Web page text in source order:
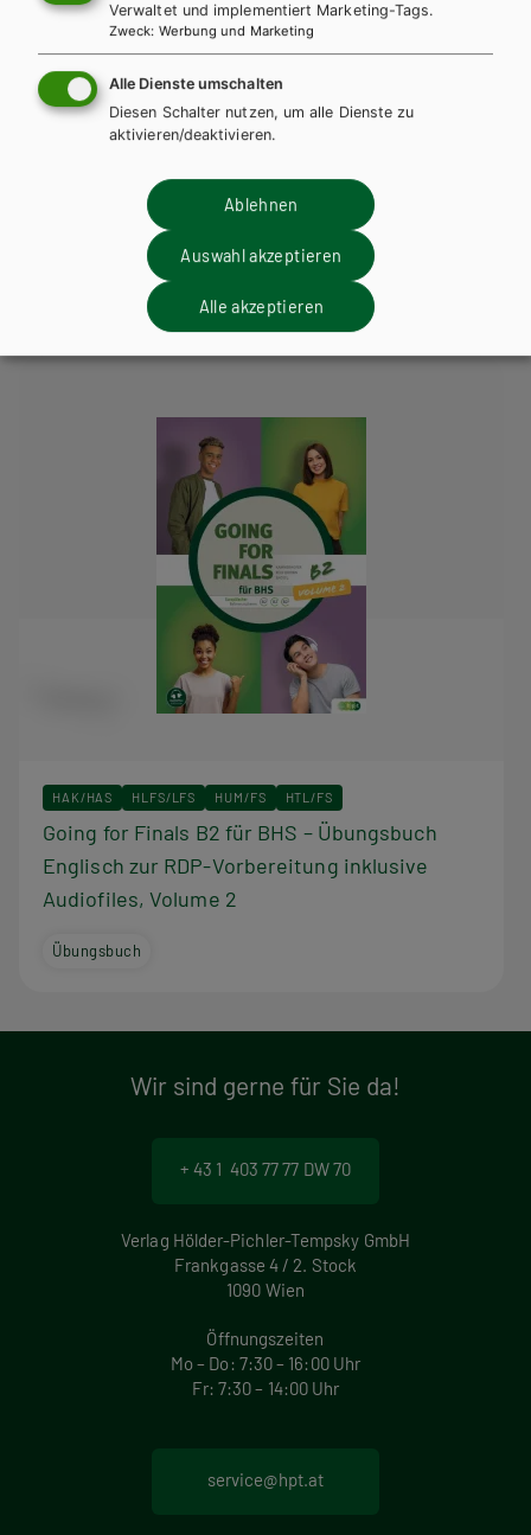
Textsortenbroschüre AHS/BHS (pdf; 2023)
Beurteilungsraster und Begleittext B2 (externer Link, BMB;
Diese Bücher könnten Sie
ebenfalls interessieren
HAK/HAS HLFS/LFS HUM/FS HTL/FS
Going for Finals B2 für BHS – Übungsbuch
Englisch zur RDP-Vorbereitung inklusive
Audiofiles, Volume 2
Übungsbuch
Wir sind gerne für Sie da!
+ 43 1 403 77 77 DW 70
Verlag Hölder-Pichler-Tempsky GmbH
Frankgasse 4 / 2. Stock
1090 Wien
Öffnungszeiten
Mo – Do: 7:30 – 16:00 Uhr
Fr: 7:30 – 14:00 Uhr
service@hpt.at
Verwaltet und implementiert Marketing-Tags.
Zweck: Werbung und Marketing
Alle Dienste umschalten
Diesen Schalter nutzen, um alle Dienste zu
aktivieren/deaktivieren.
Ablehnen
Auswahl akzeptieren
Alle akzeptieren